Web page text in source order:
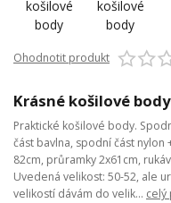
Ohodnotit produkt
Krásné košilové body
Praktické košilové body.
část bavlna, spodní část nylon
82cm, průramky 2x61cm,
Uvedená velikost: 50-52, ale
velikostí dávám do velik... celý